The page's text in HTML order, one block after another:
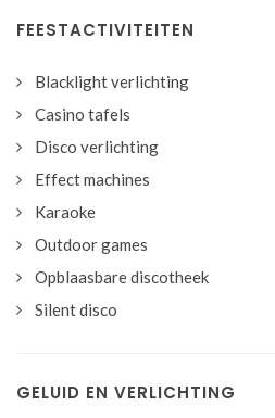
FEESTACTIVITEITEN
Blacklight verlichting
Casino tafels
Disco verlichting
Effect machines
Karaoke
Outdoor games
Opblaasbare discotheek
Silent disco
GELUID EN VERLICHTING